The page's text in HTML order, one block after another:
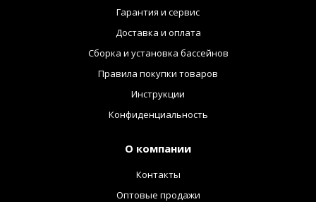
Гарантия и сервис
Доставка и оплата
Сборка и установка бассейнов
Правила покупки товаров
Инструкции
Конфиденциальность
О компании
Контакты
Оптовые продажи